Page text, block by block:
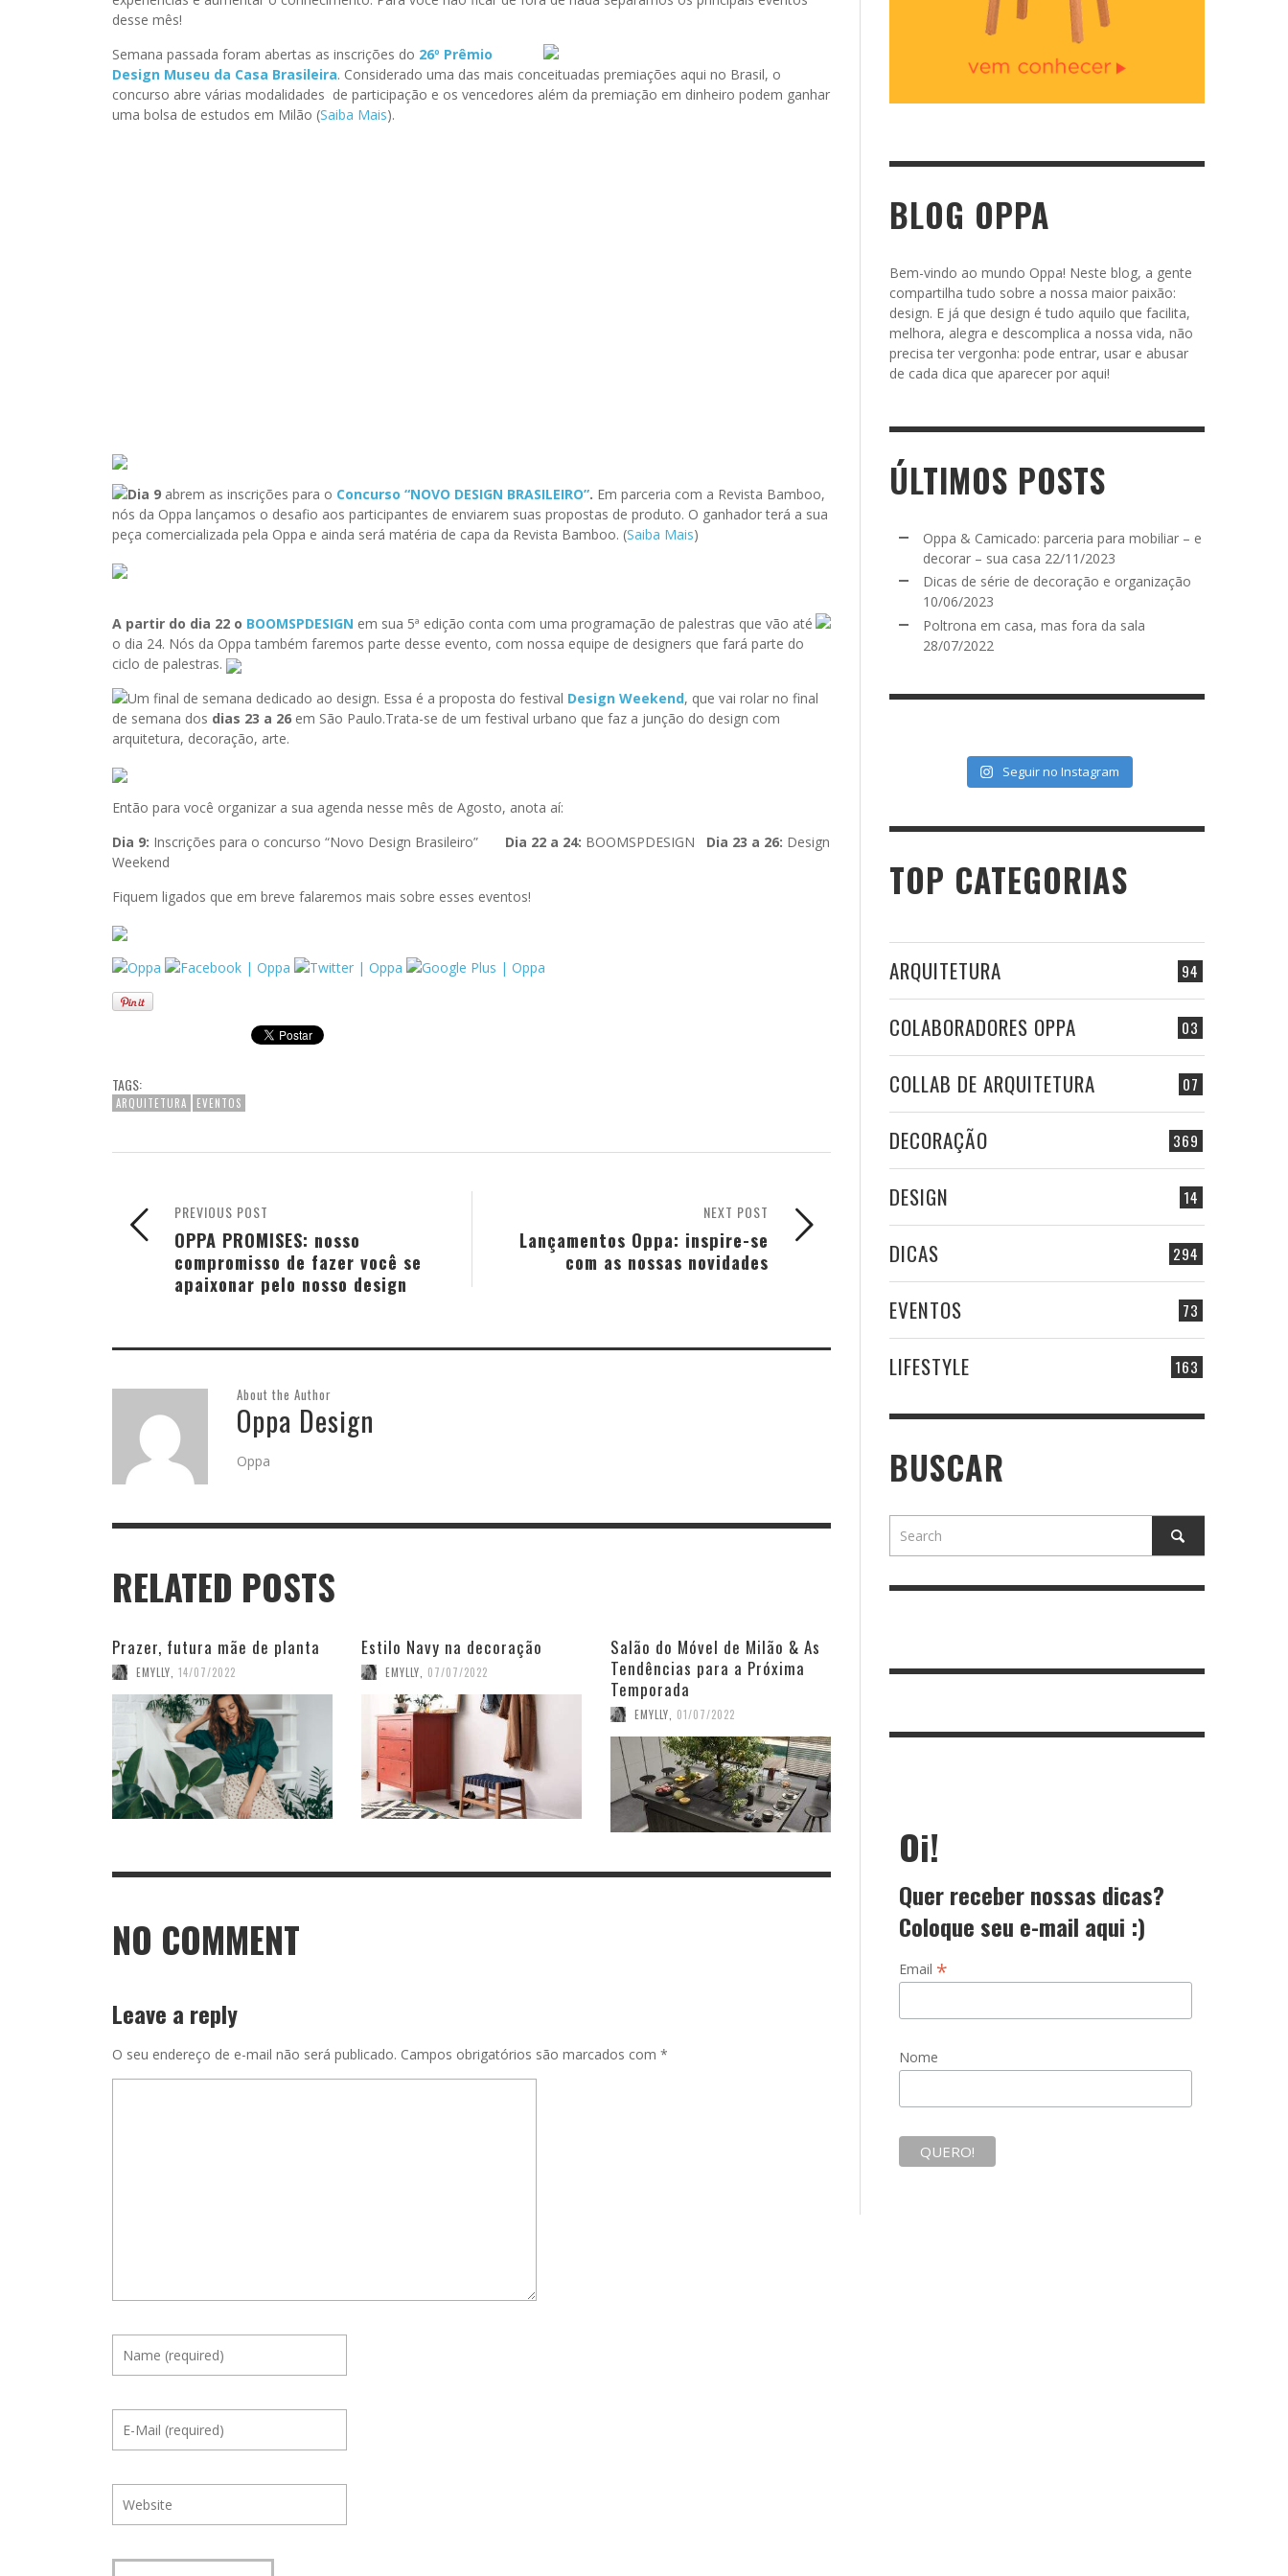
desse mês!
Semana passada foram abertas as inscrições do 26º Prêmio
Design Museu da Casa Brasileira. Considerado uma das mais conceituadas premiações aqui no Brasil, o
concurso abre várias modalidades de participação e os vencedores além da premiação em dinheiro podem ganhar
uma bolsa de estudos em Milão (Saiba Mais).
Dia 9 abrem as inscrições para o Concurso “NOVO DESIGN BRASILEIRO”. Em parceria com a Revista Bamboo,
nós da Oppa lançamos o desafio aos participantes de enviarem suas propostas de produto. O ganhador terá a sua
peça comercializada pela Oppa e ainda será matéria de capa da Revista Bamboo. (Saiba Mais)
A partir do dia 22 o BOOMSPDESIGN em sua 5ª edição conta com uma programação de palestras que vão até
o dia 24. Nós da Oppa também faremos parte desse evento, com nossa equipe de designers que fará parte do
ciclo de palestras.
Um final de semana dedicado ao design. Essa é a proposta do festival Design Weekend, que vai rolar no final
de semana dos dias 23 a 26 em São Paulo.Trata-se de um festival urbano que faz a junção do design com
arquitetura, decoração, arte.
Então para você organizar a sua agenda nesse mês de Agosto, anota aí:
Dia 9: Inscrições para o concurso “Novo Design Brasileiro” Dia 22 a 24: BOOMSPDESIGN Dia 23 a 26: Design
Weekend
Fiquem ligados que em breve falaremos mais sobre esses eventos!
TAGS:
ARQUITETURA EVENTOS
NEXT POST
Lançamentos Oppa: inspire-se
com as nossas novidades
PREVIOUS POST
OPPA PROMISES: nosso
compromisso de fazer você se
apaixonar pelo nosso design
About the Author
Oppa Design
Oppa
RELATED POSTS
Prazer, futura mãe de planta
EMYLLY 14/07/2022
Estilo Navy na decoração
EMYLLY 07/07/2022
Salão do Móvel de Milão & As
Tendências para a Próxima
Temporada
EMYLLY 01/07/2022
NO COMMENT
Leave a reply
O seu endereço de e-mail não será publicado. Campos obrigatórios são marcados com *
BLOG OPPA
Bem-vindo ao mundo Oppa! Neste blog, a gente
compartilha tudo sobre a nossa maior paixão:
design. E já que design é tudo aquilo que facilita,
melhora, alegra e descomplica a nossa vida, não
precisa ter vergonha: pode entrar, usar e abusar
de cada dica que aparecer por aqui!
ÚLTIMOS POSTS
Oppa & Camicado: parceria para mobiliar – e
decorar – sua casa 22/11/2023
Dicas de série de decoração e organização
10/06/2023
Poltrona em casa, mas fora da sala
28/07/2022
Seguir no Instagram
TOP CATEGORIAS
94
ARQUITETURA
03
COLABORADORES OPPA
07
COLLAB DE ARQUITETURA
369
DECORAÇÃO
14
DESIGN
294
DICAS
73
EVENTOS
163
LIFESTYLE
BUSCAR
Oi!
Quer receber nossas dicas?
Coloque seu e-mail aqui :)
Email *
Nome